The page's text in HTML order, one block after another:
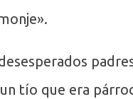
tío que era